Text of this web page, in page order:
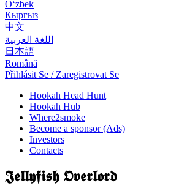
Оʻzbek
Кыргыз
中文
اللغة العربية
日本語
Română
Přihlásit Se / Zaregistrovat Se
Hookah Head Hunt
Hookah Hub
Where2smoke
Become a sponsor (Ads)
Investors
Contacts
𝕵𝖊𝖑𝖑𝖞𝖋𝖎𝖘𝖍 𝕺𝖛𝖊𝖗𝖑𝖔𝖗𝖉